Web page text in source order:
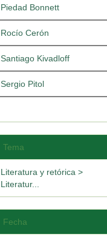
Piedad Bonnett
Rocío Cerón
Santiago Kivadloff
Sergio Pitol
Tema
Literatura y retórica >
Literatur...
Fecha